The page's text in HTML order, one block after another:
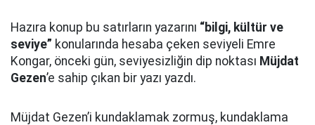
Hazıra konup bu satırların yazarını “bilgi, kültür ve
seviye” konularında hesaba çeken seviyeli Emre
Kongar, önceki gün, seviyesizliğin dip noktası Müjdat
Gezen’e sahip çıkan bir yazı yazdı.
Müjdat Gezen’i kundaklamak zormuş, kundaklama